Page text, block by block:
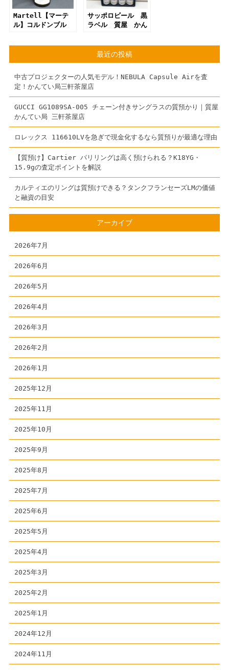
Martell【マーテ
ル】コルドンブル
サッポロビール 黒
ラベル 質屋 かん
最近の投稿
中古プロジェクターの人気モデル！NEBULA Capsule Airを査
定！かんてい局三軒茶屋店
GUCCI GG1089SA-005 チェーン付きサングラスの質預かり｜質屋
かんてい局 三軒茶屋店
ロレックス 116610LVを急ぎで現金化するなら質預りが最適な理由
【質預け】Cartier パリリングは高く預けられる？K18YG・
15.9gの査定ポイントを解説
カルティエのリングは質預けできる？タンクフランセーズLMの価値
と融資の目安
アーカイブ
2026年7月
2026年6月
2026年5月
2026年4月
2026年3月
2026年2月
2026年1月
2025年12月
2025年11月
2025年10月
2025年9月
2025年8月
2025年7月
2025年6月
2025年5月
2025年4月
2025年3月
2025年2月
2025年1月
2024年12月
2024年11月